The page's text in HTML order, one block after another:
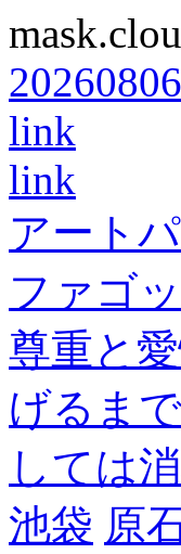
20260806
link
link
アート
ファゴ
尊重と
げるま
しては
池袋 原